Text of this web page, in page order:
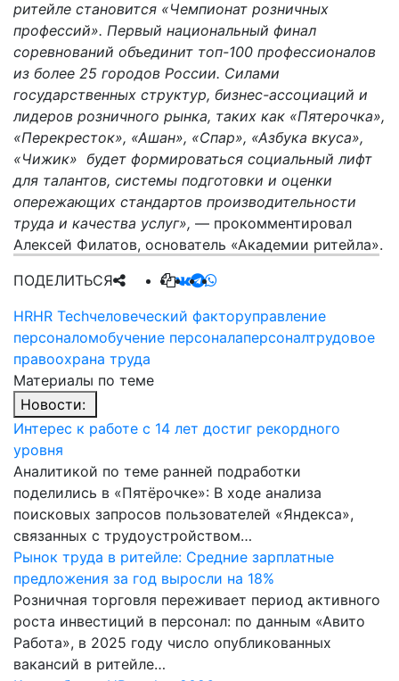
ритейле становится «Чемпионат розничных
профессий». Первый национальный финал
соревнований объединит топ-100 профессионалов
из более 25 городов России. Силами
государственных структур, бизнес-ассоциаций и
лидеров розничного рынка, таких как «Пятерочка»,
«Перекресток», «Ашан», «Спар», «Азбука вкуса»,
«Чижик» будет формироваться социальный лифт
для талантов, системы подготовки и оценки
опережающих стандартов производительности
труда и качества услуг», — прокомментировал
Алексей Филатов, основатель «Академии ритейла».
HRHR Techчеловеческий факторуправление
персоналомобучение персоналаперсоналтрудовое
правоохрана труда
ПОДЕЛИТЬСЯ
Материалы по теме
Новости:
Интерес к работе с 14 лет достиг рекордного
уровня
Аналитикой по теме ранней подработки
поделились в «Пятёрочке»: В ходе анализа
поисковых запросов пользователей «Яндекса»,
связанных с трудоустройством…
Рынок труда в ритейле: Средние зарплатные
предложения за год выросли на 18%
Розничная торговля переживает период активного
роста инвестиций в персонал: по данным «Авито
Работа», в 2025 году число опубликованных
вакансий в ритейле…